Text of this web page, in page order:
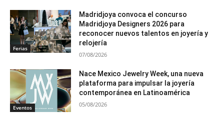
Ferias
Madridjoya convoca el concurso
Madridjoya Designers 2026 para
reconocer nuevos talentos en joyería y
relojería
07/08/2026
Eventos
Nace Mexico Jewelry Week, una nueva
plataforma para impulsar la joyería
contemporánea en Latinoamérica
05/08/2026